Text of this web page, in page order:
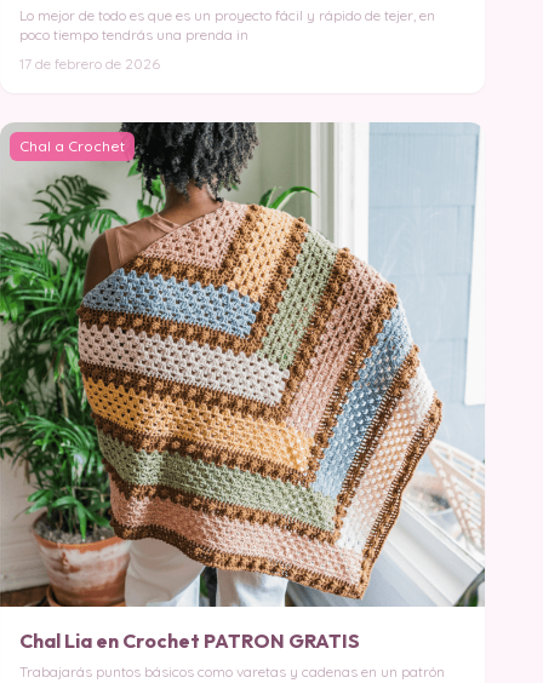
Lo mejor de todo es que es un proyecto fácil y rápido de tejer, en
poco tiempo tendrás una prenda in
17 de febrero de 2026
Chal a Crochet
Chal Lia en Crochet PATRON GRATIS
Trabajarás puntos básicos como varetas y cadenas en un patrón